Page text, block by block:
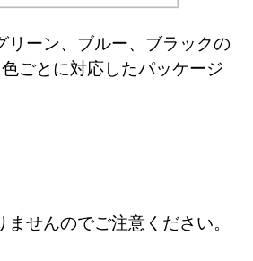
リーン、ブルー、ブラックの
ごとに対応したパッケージ
せんのでご注意ください。